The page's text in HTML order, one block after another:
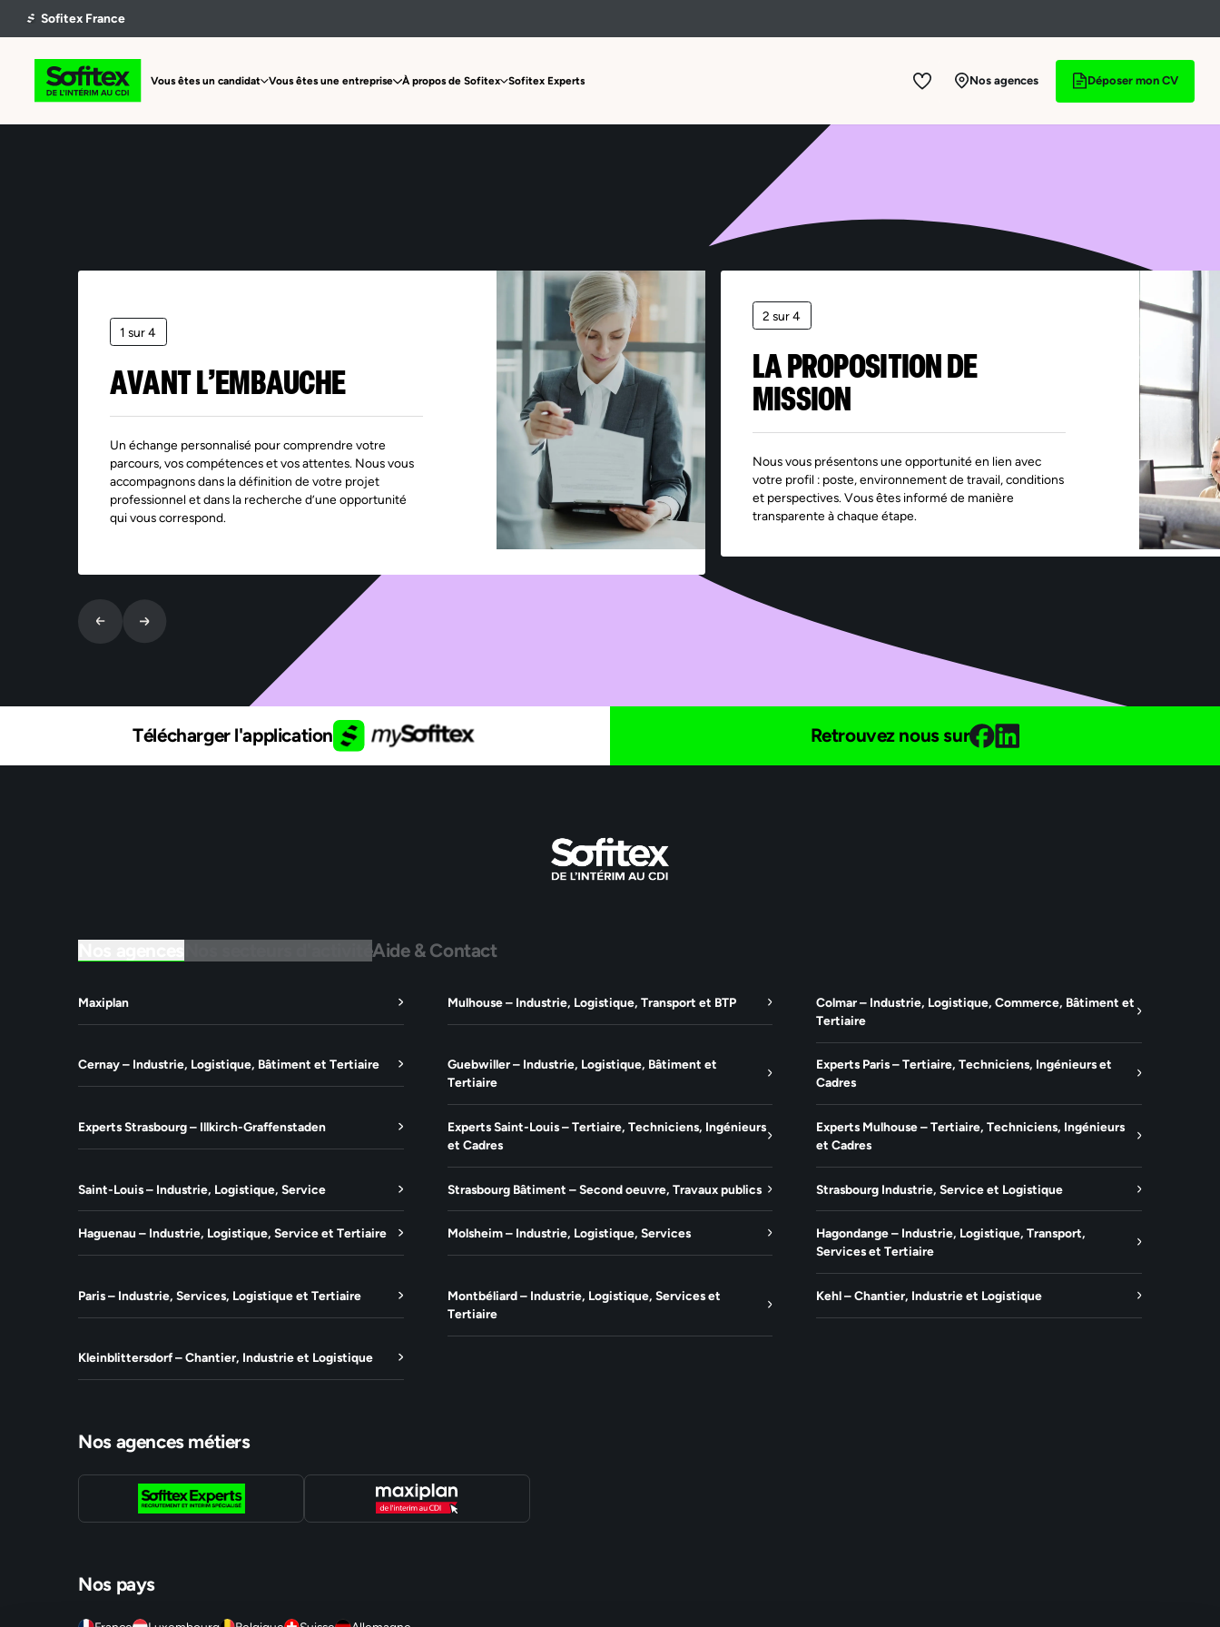
Vous êtes un candidat Vous êtes une entreprise À propos de Sofitex Sofitex Experts Nos agences Déposer mon CV
Offre non trouvée
1 sur 4
AVANT L’EMBAUCHE
Un échange personnalisé pour comprendre votre
parcours, vos compétences et vos attentes. Nous vous
accompagnons dans la définition de votre projet
professionnel et dans la recherche d’une opportunité
qui vous correspond.
2 sur 4
LA PROPOSITION DE
MISSION
Nous vous présentons une opportunité en lien avec
votre profil : poste, environnement de travail, conditions
et perspectives. Vous êtes informé de manière
transparente à chaque étape.
Télécharger l'application Retrouvez nous sur
Nos secteurs d'activitéAide & Contact
Maxiplan Mulhouse – Industrie, Logistique, Transport et BTP
Colmar – Industrie, Logistique, Commerce, Bâtiment et
Tertiaire
Cernay – Industrie, Logistique, Bâtiment et Tertiaire
Guebwiller – Industrie, Logistique, Bâtiment et
Tertiaire
Experts Paris – Tertiaire, Techniciens, Ingénieurs et
Cadres
Experts Strasbourg – Illkirch-Graffenstaden
Experts Saint-Louis – Tertiaire, Techniciens, Ingénieurs
et Cadres
Experts Mulhouse – Tertiaire, Techniciens, Ingénieurs
et Cadres
Saint-Louis – Industrie, Logistique, Service Strasbourg Bâtiment – Second oeuvre, Travaux publics Strasbourg Industrie, Service et Logistique
Haguenau – Industrie, Logistique, Service et Tertiaire Molsheim – Industrie, Logistique, Services
Hagondange – Industrie, Logistique, Transport,
Services et Tertiaire
Paris – Industrie, Services, Logistique et Tertiaire
Montbéliard – Industrie, Logistique, Services et
Tertiaire
Kehl – Chantier, Industrie et Logistique
Kleinblittersdorf – Chantier, Industrie et Logistique
Nos agences métiers
Nos pays